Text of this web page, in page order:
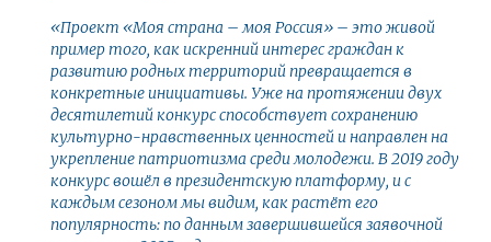
«Проект «Моя страна – моя Россия» – это живой
пример того, как искренний интерес граждан к
развитию родных территорий превращается в
конкретные инициативы. Уже на протяжении двух
десятилетий конкурс способствует сохранению
культурно-нравственных ценностей и направлен на
укрепление патриотизма среди молодежи. В 2019 году
конкурс вошёл в президентскую платформу, и с
каждым сезоном мы видим, как растёт его
популярность: по данным завершившейся заявочной